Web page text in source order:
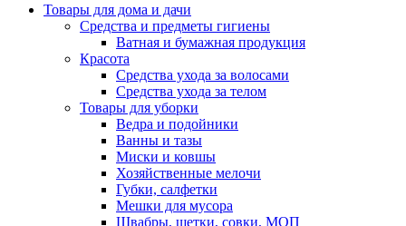
Товары для дома и дачи
Средства и предметы гигиены
Ватная и бумажная продукция
Красота
Средства ухода за волосами
Средства ухода за телом
Товары для уборки
Ведра и подойники
Ванны и тазы
Миски и ковшы
Хозяйственные мелочи
Губки, салфетки
Мешки для мусора
Швабры, щетки, совки, МОП